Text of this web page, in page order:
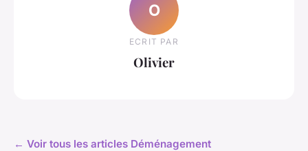
O
ECRIT PAR
Olivier
← Voir tous les articles Déménagement